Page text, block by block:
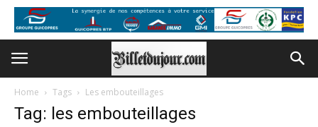
Home Tags Les embouteillages
Tag: les embouteillages